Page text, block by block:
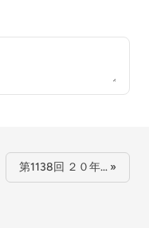
第1138回 ２０年… »